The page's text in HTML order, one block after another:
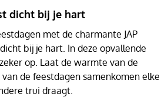
dicht bij je hart
met de charmante JAP
bij je hart. In deze opvallende
op. Laat de warmte van de
de feestdagen samenkomen elke
trui draagt.